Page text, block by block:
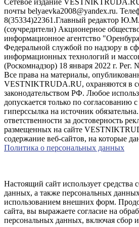
Сетевое издание
почты belyaevka2008@yandex.ru.
8(35334)22361.Главный редактор
(соучредители) Акционерное
информационное агентство
Федеральной службой по надзору в
информационных технологий и
(Роскомнадзор) 18 января 2022 г.
Все права на материалы,
VESTNIKTRUDA.RU, охраняются в
законодательством РФ. Любое
допускается только по согласованию
гиперссылка на источник
ответственности за достоверность
размещенных на сайте
содержание веб-сайтов, на которые
Политика о персональных данных
Настоящий сайт использует средства
данных, а также персональных
использованием внешних форм.
сайта, вы выражаете согласие на
персональных данных, включая сбор